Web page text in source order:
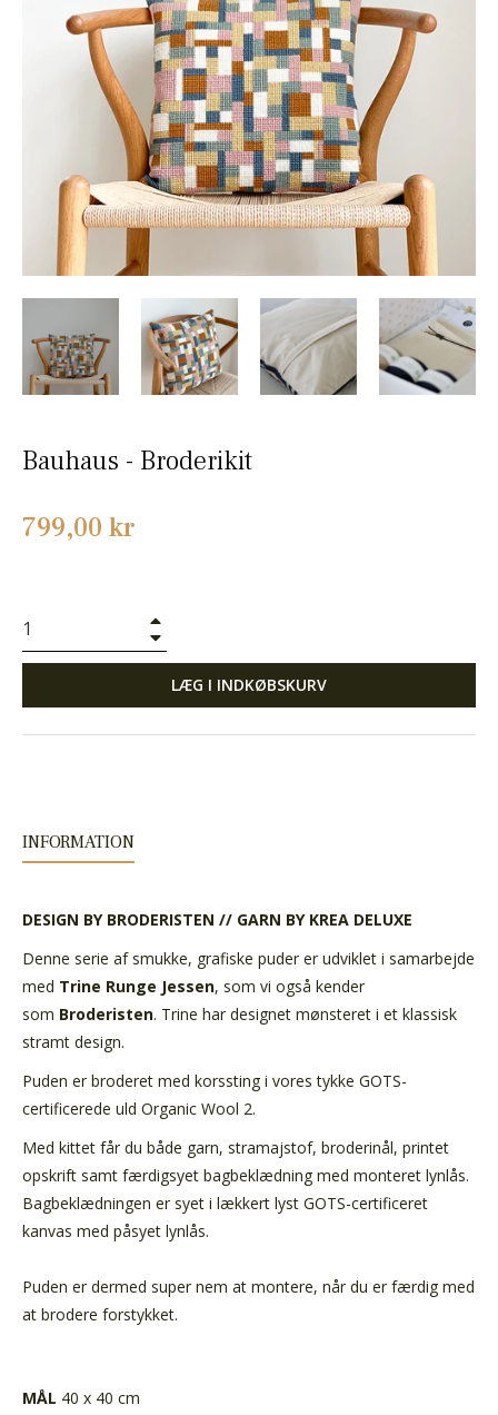
Bauhaus - Broderikit
Normalpris
799,00 kr
LÆG I INDKØBSKURV
INFORMATION
DESIGN BY BRODERISTEN // GARN BY KREA DELUXE
Denne serie af smukke, grafiske puder er udviklet i samarbejde
med Trine Runge Jessen, som vi også kender
som Broderisten. Trine har designet mønsteret i et klassisk
stramt design.
Puden er broderet med korssting i vores tykke GOTS-
certificerede uld Organic Wool 2.
Med kittet får du både garn, stramajstof, broderinål, printet
opskrift samt færdigsyet bagbeklædning med monteret lynlås.
Bagbeklædningen er syet i lækkert lyst GOTS-certificeret
kanvas med påsyet lynlås.
Puden er dermed super nem at montere, når du er færdig med
at brodere forstykket.
MÅL 40 x 40 cm